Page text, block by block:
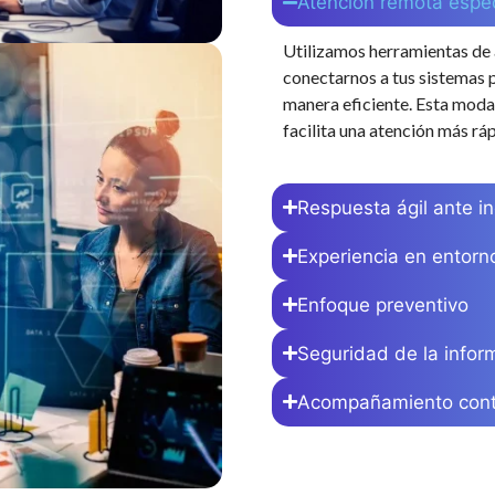
Utilizamos herramientas
conectarnos a tus sistemas
manera eficiente. Esta
facilita una atención más
Respuesta ágil ante
Experiencia en
Enfoque preventivo
Seguridad de la
Acompañamiento